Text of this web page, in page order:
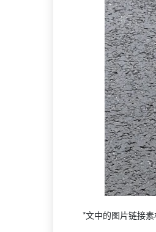
*文中的图片链接